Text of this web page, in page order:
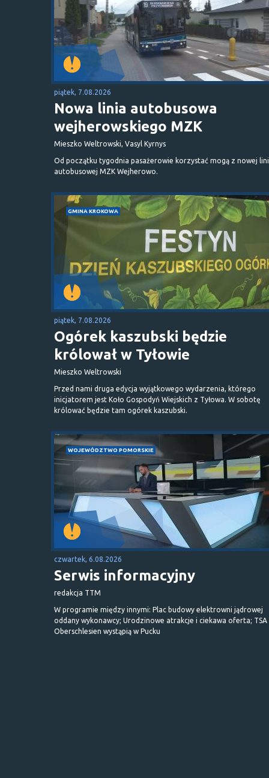
piątek, 7.08.2026
Nowa linia autobusowa
wejherowskiego MZK
Mieszko Weltrowski, Vasyl Kyrnys
Od początku tygodnia pasażerowie korzystać mogą z nowej
autobusowej MZK Wejherowo.
GMINA KROKOWA
piątek, 7.08.2026
Ogórek kaszubski będzie
królował w Tyłowie
Mieszko Weltrowski
Przed nami druga edycja wyjątkowego wydarzenia, którego
inicjatorem jest Koło Gospodyń Wiejskich z Tyłowa. W sobotę
królować będzie tam ogórek kaszubski.
WOJEWÓDZTWO POMORSKIE
czwartek, 6.08.2026
Serwis informacyjny
redakcja TTM
W programie między innymi: Plac budowy elektrowni jądrowej
oddany wykonawcy; Urodzinowe atrakcje i ciekawa oferta; TSA
Oberschlesien wystąpią w Pucku